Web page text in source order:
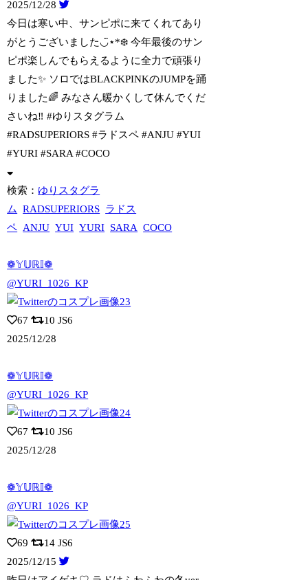
2025/12/28
今日は寒い中、サンピポに来てくれてあり
がとうございました◡̈⋆*❄️ 今年最後のサン
ピポ楽しんでもらえるように全力で頑張り
ました✨ ソロではBLACKPINKのJUMPを踊
りました🌈 みなさん暖かくして休んでくだ
さいね‼︎ #ゆりスタグラム
#RADSUPERIORS #ラドスペ #ANJU #YUI
#YURI #SARA #COCO
検索： ゆりスタグラ
ム
RADSUPERIORS ラドス
ペ ANJU YUI YURI SARA COCO
❁𝕐𝕌ℝ𝕀❁
@YURI_1026_KP
67 10 JS6
2025/12/28
❁𝕐𝕌ℝ𝕀❁
@YURI_1026_KP
67 10 JS6
2025/12/28
❁𝕐𝕌ℝ𝕀❁
@YURI_1026_KP
69 14 JS6
2025/12/15